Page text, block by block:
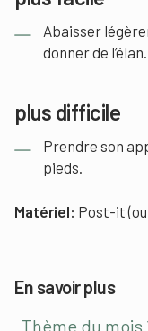
Abaisser
donner de l’élan.
plus difficile
Prendre son
pieds.
Matériel: Post-it
En savoir plus
Thème du mois